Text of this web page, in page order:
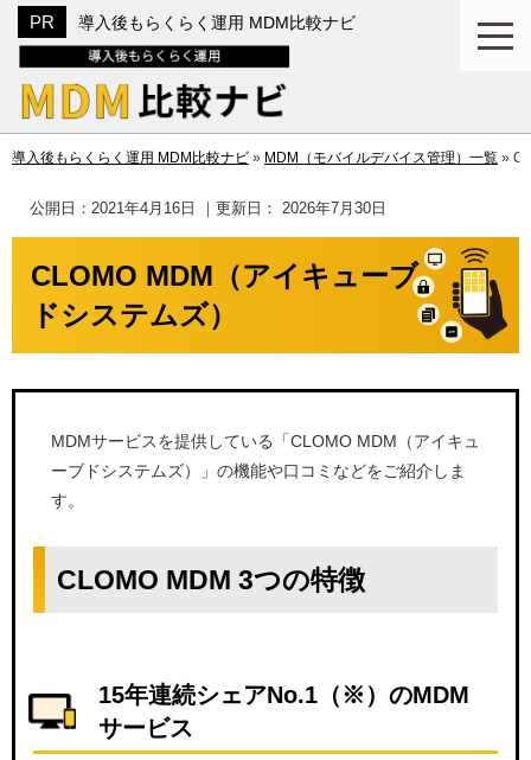
導入後もらくらく運用 MDM比較ナビ
導入後もらくらく運用 MDM比較ナビ » MDM（モバイルデバイス管理）一覧 »
公開日： 2021年4月16日 ｜更新日： 2026年7月30日
CLOMO MDM（アイキューブ
ドシステムズ）
MDMサービスを提供している「CLOMO MDM（アイキュ
ーブドシステムズ）」の機能や口コミなどをご紹介しま
す。
CLOMO MDM 3つの特徴
15年連続シェアNo.1（※）のMDM
サービス